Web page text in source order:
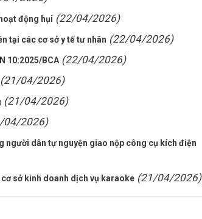
động hụi (22/04/2026)
tại các cơ sở y tế tư nhân (22/04/2026)
10:2025/BCA (22/04/2026)
(21/04/2026)
(21/04/2026)
04/2026)
người dân tự nguyện giao nộp công cụ kích điện
sở kinh doanh dịch vụ karaoke (21/04/2026)